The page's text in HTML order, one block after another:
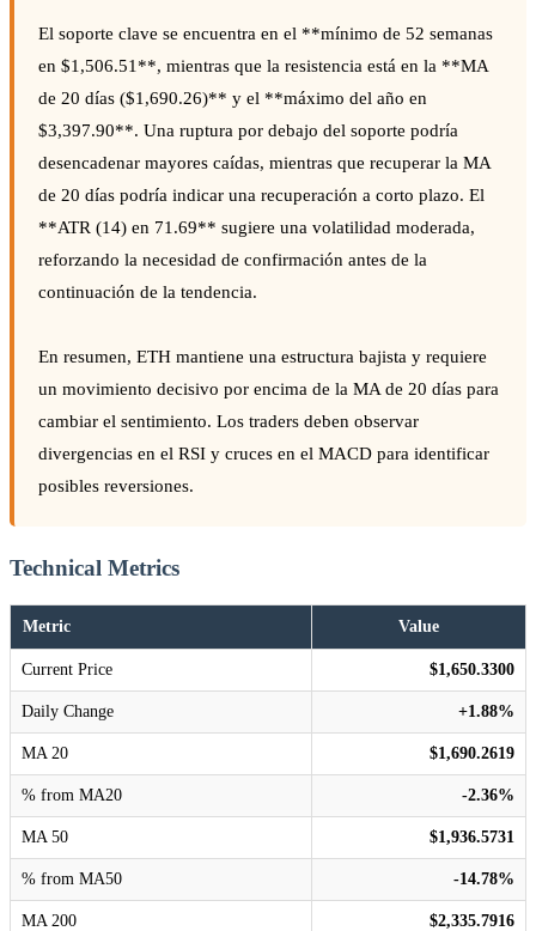
El soporte clave se encuentra en el **mínimo de 52 semanas
en $1,506.51**, mientras que la resistencia está en la **MA
de 20 días ($1,690.26)** y el **máximo del año en
$3,397.90**. Una ruptura por debajo del soporte podría
desencadenar mayores caídas, mientras que recuperar la MA
de 20 días podría indicar una recuperación a corto plazo. El
**ATR (14) en 71.69** sugiere una volatilidad moderada,
reforzando la necesidad de confirmación antes de la
continuación de la tendencia.
En resumen, ETH mantiene una estructura bajista y requiere
un movimiento decisivo por encima de la MA de 20 días para
cambiar el sentimiento. Los traders deben observar
divergencias en el RSI y cruces en el MACD para identificar
posibles reversiones.
Technical Metrics
Metric Value
Current Price $1,650.3300
Daily Change +1.88%
MA 20 $1,690.2619
% from MA20 -2.36%
MA 50 $1,936.5731
% from MA50 -14.78%
MA 200 $2,335.7916